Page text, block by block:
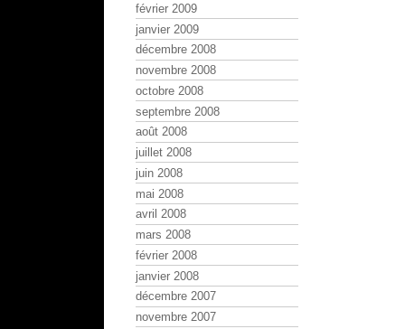
février 2009
janvier 2009
décembre 2008
novembre 2008
octobre 2008
septembre 2008
août 2008
juillet 2008
juin 2008
mai 2008
avril 2008
mars 2008
février 2008
janvier 2008
décembre 2007
novembre 2007